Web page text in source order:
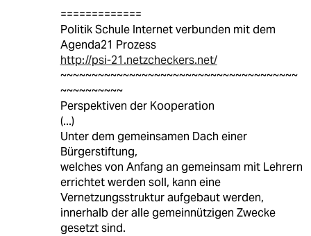
=============
Politik Schule Internet verbunden mit dem
Agenda21 Prozess
http://psi-21.netzcheckers.net/
~~~~~~~~~~~~~~~~~~~~~~~~~~~~~~~~~~~~~~
~~~~~~~~~~
Perspektiven der Kooperation
(...)
Unter dem gemeinsamen Dach einer
Bürgerstiftung,
welches von Anfang an gemeinsam mit Lehrern
errichtet werden soll, kann eine
Vernetzungsstruktur aufgebaut werden,
innerhalb der alle gemeinnützigen Zwecke
gesetzt sind.